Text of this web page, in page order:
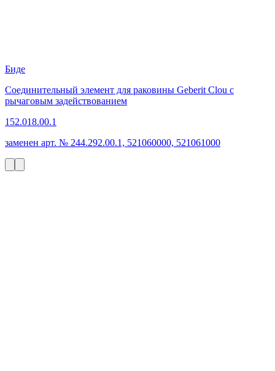
Биде
Соединительный элемент для раковины Geberit Clou с
рычаговым задействованием
152.018.00.1
заменен арт. № 244.292.00.1, 521060000, 521061000